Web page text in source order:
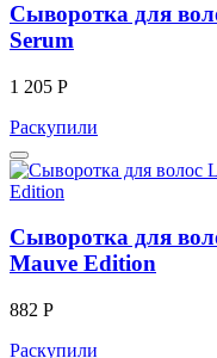
Сыворотка для
Serum
1 205 Р
Раскупили
Сыворотка для
Mauve Edition
882 Р
Раскупили